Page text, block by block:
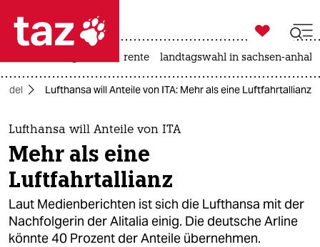
 taz zahl ich
taz zahl ich
themen
politik
öko
gesellschaft

taz zahl ich
rente landtagswahl in sachsen-anhalt
Lufthansa will Anteile von ITA: Mehr als eine Luftfahrtallianz
Lufthansa will Anteile von ITA
Mehr als eine
Luftfahrtallianz
Laut Medienberichten ist sich die Lufthansa mit der
Nachfolgerin der Alitalia einig. Die deutsche Arline
könnte 40 Prozent der Anteile übernehmen.